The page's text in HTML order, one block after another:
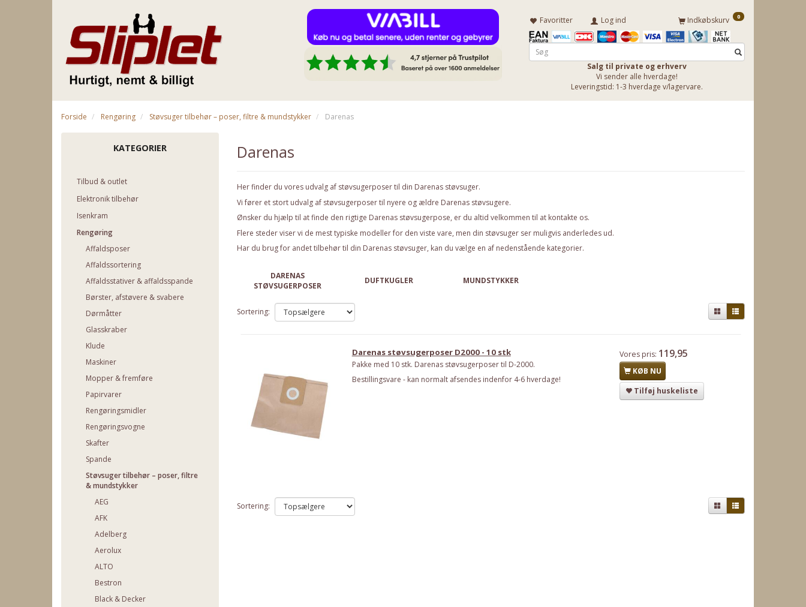
Indkøbskurv 0
Favoritter Log ind
Salg til private og erhverv
Vi sender alle hverdage!
Leveringstid: 1-3 hverdage v/lagervare.
Forside Rengøring Støvsuger tilbehør – poser, filtre & mundstykker Darenas
KATEGORIER
Tilbud & outlet
Elektronik tilbehør
Isenkram
Rengøring
Affaldsposer
Affaldssortering
Affaldsstativer & affaldsspande
Børster, afstøvere & svabere
Dørmåtter
Glasskraber
Klude
Maskiner
Mopper & fremføre
Papirvarer
Rengøringsmidler
Rengøringsvogne
Skafter
Spande
Støvsuger tilbehør – poser, filtre
& mundstykker
AEG
AFK
Adelberg
Aerolux
ALTO
Bestron
Black & Decker
Darenas
Her finder du vores udvalg af støvsugerposer til din Darenas støvsuger.
Vi fører et stort udvalg af støvsugerposer til nyere og ældre Darenas støvsugere.
Ønsker du hjælp til at finde den rigtige Darenas støvsugerpose, er du altid velkommen til at kontakte os.
Flere steder viser vi de mest typiske modeller for den viste vare, men din støvsuger ser muligvis anderledes ud.
Har du brug for andet tilbehør til din Darenas støvsuger, kan du vælge en af nedenstående kategorier.
DARENAS
STØVSUGERPOSER
DUFTKUGLER MUNDSTYKKER
Sortering:
Darenas støvsugerposer D2000 - 10 stk
Pakke med 10 stk. Darenas støvsugerposer til D-2000.
Bestillingsvare - kan normalt afsendes indenfor 4-6 hverdage!
Vores pris: 119,95
KØB NU
Tilføj huskeliste
Sortering: